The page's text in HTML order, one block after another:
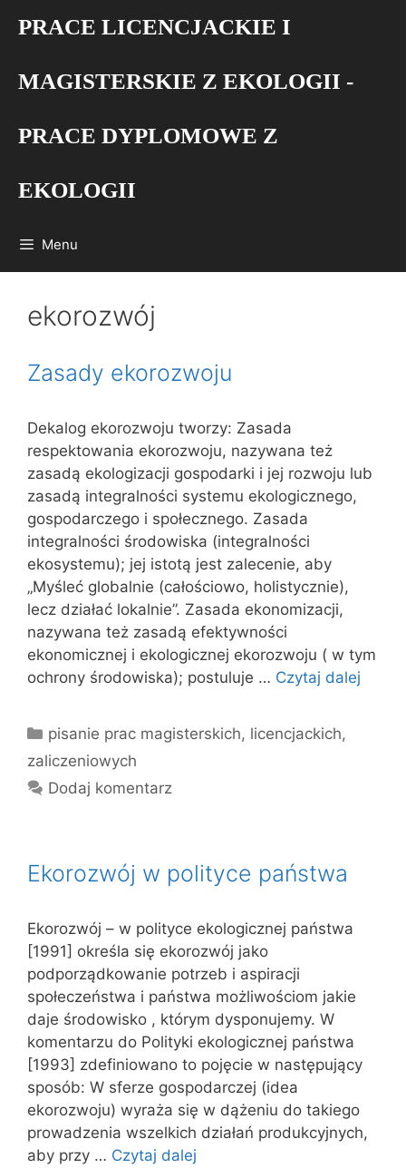
PRACE LICENCJACKIE I
MAGISTERSKIE Z EKOLOGII -
PRACE DYPLOMOWE Z
EKOLOGII
Menu
ekorozwój
Zasady ekorozwoju
Dekalog ekorozwoju tworzy: Zasada
respektowania ekorozwoju, nazywana też
zasadą ekologizacji gospodarki i jej rozwoju lub
zasadą integralności systemu ekologicznego,
gospodarczego i społecznego. Zasada
integralności środowiska (integralności
ekosystemu); jej istotą jest zalecenie, aby
„Myśleć globalnie (całościowo, holistycznie),
lecz działać lokalnie”. Zasada ekonomizacji,
nazywana też zasadą efektywności
ekonomicznej i ekologicznej ekorozwoju ( w tym
ochrony środowiska); postuluje … Czytaj dalej
Kategorie
pisanie prac magisterskich, licencjackich,
zaliczeniowych
Dodaj komentarz
Ekorozwój w polityce państwa
Ekorozwój – w polityce ekologicznej państwa
[1991] określa się ekorozwój jako
podporządkowanie potrzeb i aspiracji
społeczeństwa i państwa możliwościom jakie
daje środowisko , którym dysponujemy. W
komentarzu do Polityki ekologicznej państwa
[1993] zdefiniowano to pojęcie w następujący
sposób: W sferze gospodarczej (idea
ekorozwoju) wyraża się w dążeniu do takiego
prowadzenia wszelkich działań produkcyjnych,
aby przy … Czytaj dalej